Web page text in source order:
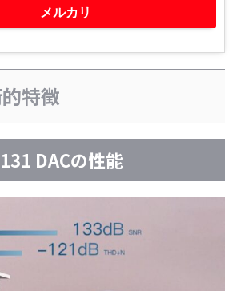
メルカリ
特徴
DACの性能